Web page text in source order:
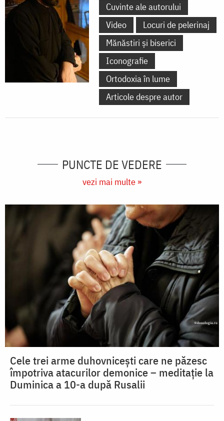
Cuvinte ale autorului
Video
Locuri de pelerinaj
Mănăstiri și biserici
Iconografie
Ortodoxia în lume
Articole despre autor
PUNCTE DE VEDERE
vezi mai multe »
Cele trei arme duhovnicești care ne păzesc
împotriva atacurilor demonice – meditație la
Duminica a 10-a după Rusalii